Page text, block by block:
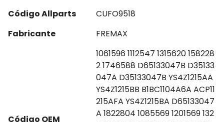
Código Allparts
CUFO9518
Fabricante
FREMAX
Código OEM
1061596 1112547 1315620 158228
2 1746588 D65133047B D35133
047A D35133047B YS4Z1215AA
YS4Z1215BB B1BC1104A6A ACP11
215AFA YS4Z1215BA D65133047
A 1822804 1085569 1201569 132